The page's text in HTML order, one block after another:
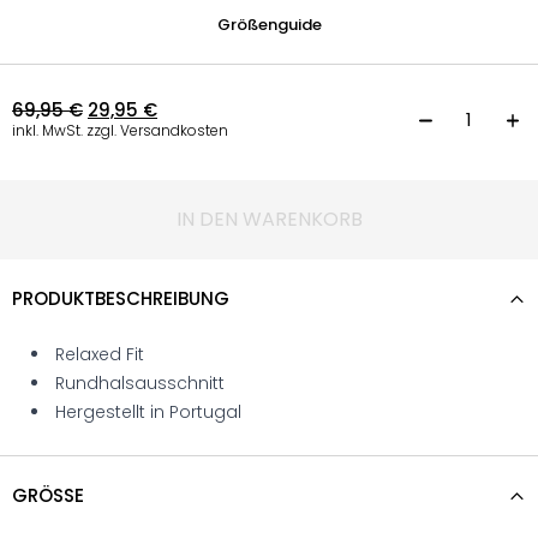
Größenguide
69,95€ 29,95 €
inkl. MwSt. zzgl. Versandkosten
IN DEN WARENKORB
PRODUKTBESCHREIBUNG
Relaxed Fit
Rundhalsausschnitt
Hergestellt in Portugal
GRÖSSE